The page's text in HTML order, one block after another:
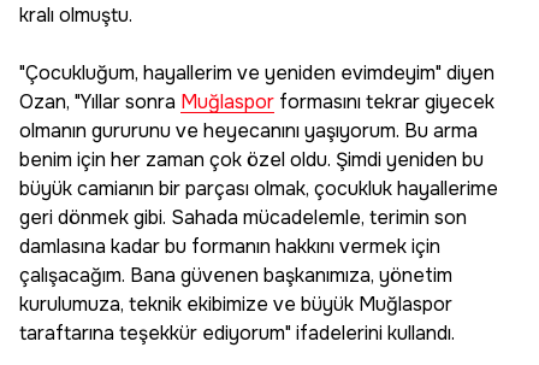
kralı olmuştu.
"Çocukluğum, hayallerim ve yeniden evimdeyim" diyen
Ozan, "Yıllar sonra Muğlaspor formasını tekrar giyecek
olmanın gururunu ve heyecanını yaşıyorum. Bu arma
benim için her zaman çok özel oldu. Şimdi yeniden bu
büyük camianın bir parçası olmak, çocukluk hayallerime
geri dönmek gibi. Sahada mücadelemle, terimin son
damlasına kadar bu formanın hakkını vermek için
çalışacağım. Bana güvenen başkanımıza, yönetim
kurulumuza, teknik ekibimize ve büyük Muğlaspor
taraftarına teşekkür ediyorum" ifadelerini kullandı.